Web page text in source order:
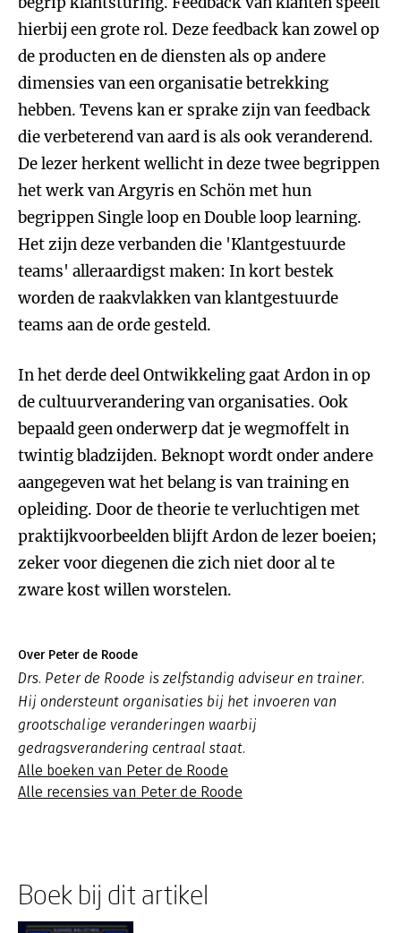
hierbij een grote rol. Deze feedback kan zowel op
de producten en de diensten als op andere
dimensies van een organisatie betrekking
hebben. Tevens kan er sprake zijn van feedback
die verbeterend van aard is als ook veranderend.
De lezer herkent wellicht in deze twee begrippen
het werk van Argyris en Schön met hun
begrippen Single loop en Double loop learning.
Het zijn deze verbanden die 'Klantgestuurde
teams' alleraardigst maken: In kort bestek
worden de raakvlakken van klantgestuurde
teams aan de orde gesteld.
In het derde deel Ontwikkeling gaat Ardon in op
de cultuurverandering van organisaties. Ook
bepaald geen onderwerp dat je wegmoffelt in
twintig bladzijden. Beknopt wordt onder andere
aangegeven wat het belang is van training en
opleiding. Door de theorie te verluchtigen met
praktijkvoorbeelden blijft Ardon de lezer boeien;
zeker voor diegenen die zich niet door al te
zware kost willen worstelen.
Over Peter de Roode
Drs. Peter de Roode is zelfstandig adviseur en trainer.
Hij ondersteunt organisaties bij het invoeren van
grootschalige veranderingen waarbij
gedragsverandering centraal staat.
Alle boeken van Peter de Roode
Alle recensies van Peter de Roode
Boek bij dit artikel